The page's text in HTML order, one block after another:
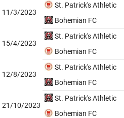
11/3/2023
St. Patrick's Athletic
Bohemian FC
15/4/2023
St. Patrick's Athletic
Bohemian FC
12/8/2023
St. Patrick's Athletic
Bohemian FC
21/10/2023
St. Patrick's Athletic
Bohemian FC